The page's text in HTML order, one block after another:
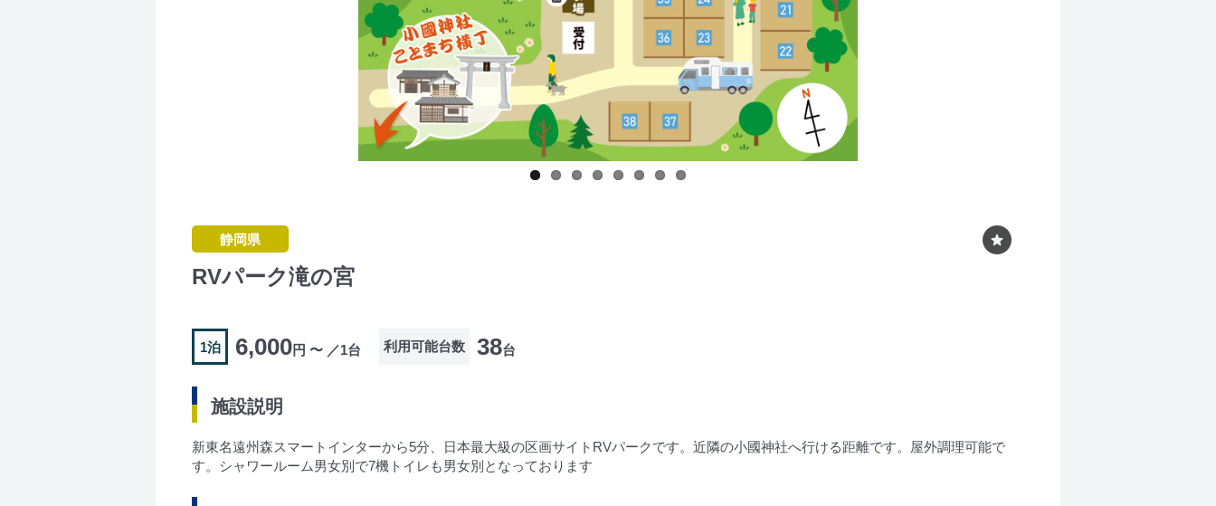
静岡県
RVパーク滝の宮
1泊 6,000円 〜 ／1台 利用可能台数 38台
施設説明
新東名遠州森スマートインターから5分、日本最大級の区画サイトRVパークです。近隣の小國神社へ行ける距離です。屋外調理可能で
す。シャワールーム男女別で7機トイレも男女別となっております